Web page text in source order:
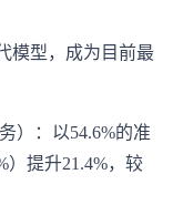
模型，成为目前最
）：以54.6%的准
）提升21.4%，较